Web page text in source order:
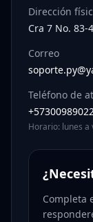
Dirección
Cra 7 No. 83-
Correo
Teléfono de
Horario: lunes a
Completa